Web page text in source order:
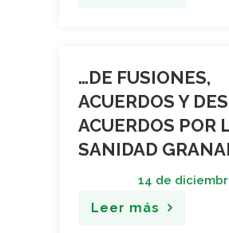
…DE FUSIONES,
ACUERDOS Y
ACUERDOS POR
SANIDAD
14 de
Leer más